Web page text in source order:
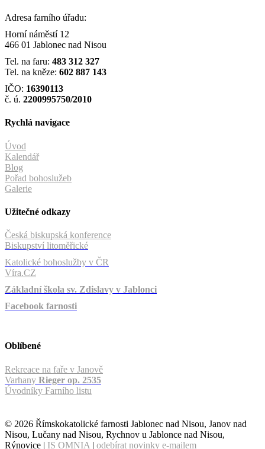
Adresa farního úřadu:
Horní náměstí 12
466 01 Jablonec nad Nisou
Tel. na faru: 483 312 327
Tel. na kněze: 602 887 143
IČO: 16390113
č. ú. 2200995750/2010
Rychlá navigace
Úvod
Kalendář
Blog
Pořad bohoslužeb
Galerie
Užitečné odkazy
Česká biskupská konference
Biskupství litoměřické
Katolické bohoslužby v ČR
Víra.CZ
Základní škola sv. Zdislavy v Jablonci
Facebook farnosti
Oblíbené
Rekreace na faře v Janově
Varhany Rieger op. 2535
Úvodníky Farního listu
© 2026 Římskokatolické farnosti Jablonec nad Nisou, Janov nad
Nisou, Lučany nad Nisou, Rychnov u Jablonce nad Nisou,
Rýnovice | IS OMNIA | odebírat novinky e-mailem